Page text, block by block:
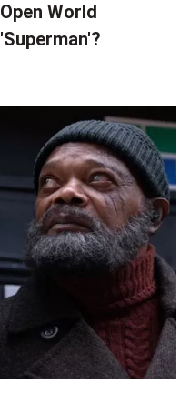
Open World
'Superman'?